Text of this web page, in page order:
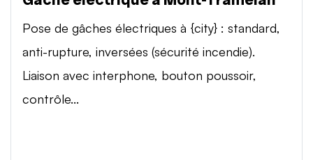
Pose de gâches électriques à {city} : standard,
anti-rupture, inversées (sécurité incendie).
Liaison avec interphone, bouton poussoir,
contrôle...